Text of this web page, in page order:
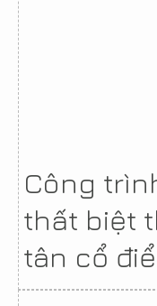
Công
thất biệt
tân cổ